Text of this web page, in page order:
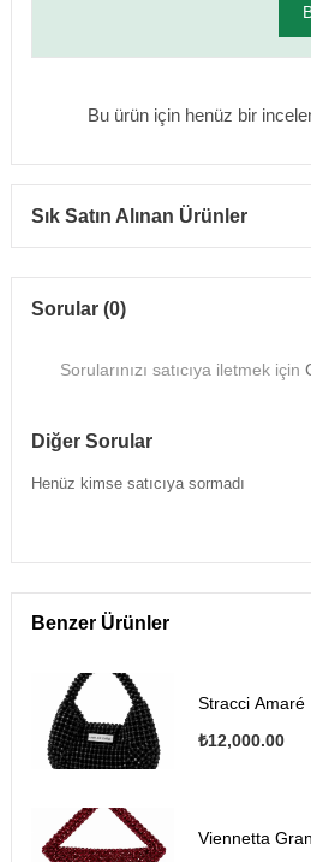
Bu ürün için henüz bir
Sık Satın Alınan Ürünler
Sorular (0)
Sorularınızı satıcıya iletmek için
Diğer Sorular
Henüz kimse satıcıya sormadı
Benzer Ürünler
Stracci Amaré
₺12,000.00
Viennetta